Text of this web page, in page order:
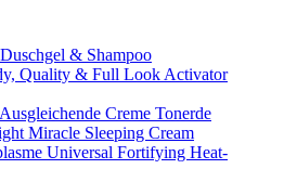
& Shampoo
Quality & Full Look Activator
Creme Tonerde
Miracle Sleeping Cream
Universal Fortifying Heat-